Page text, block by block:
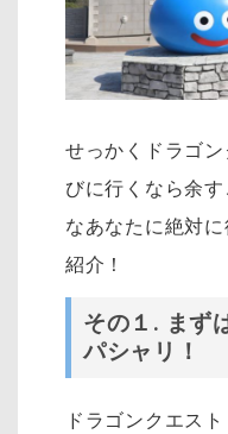
せっかくドラゴ
びに行くなら余
なあなたに絶対
紹介！
その１ . まず
パシャリ！
ドラゴンクエス